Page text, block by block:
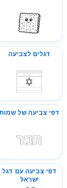
דגלים לצביעה
דפי צביעה של
דפי צביעה עם דגל
ישראל